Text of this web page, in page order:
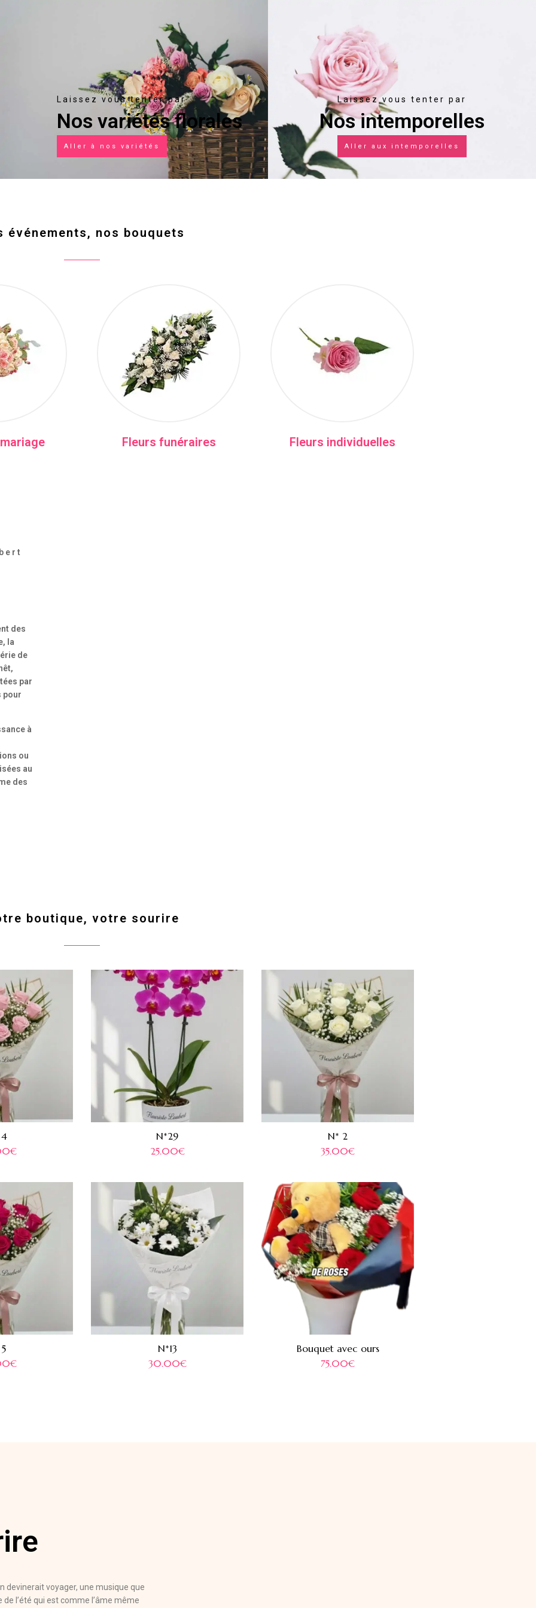
Laissez vous tenter par
Nos variétés florales
Aller à nos variétés
Laissez vous tenter par
Nos intemporelles
Aller aux intemporelles
événements, nos bouquets
Fleurs funéraires Fleurs individuelles
des
la
de
par
pour
à
ou
au
des
boutique, votre sourire
€
N*29
25.00€
N* 2
35.00€
€
N*13
30.00€
Bouquet avec ours
75.00€
devinerait voyager, une musique que
l’été qui est comme l’âme même